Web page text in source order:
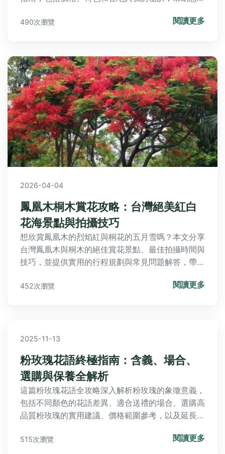
490次瀏覽 閱讀更多
2026-04-04
鳳凰木桐木賞花攻略：台灣絕美紅白
花海景點與拍攝技巧
想欣賞鳳凰木的烈焰紅與桐花的五月雪嗎？本文分享
台灣鳳凰木與桐木的絕佳賞花景點、最佳拍攝時間與
技巧，並提供實用的行程規劃與常見問題解答，帶你
452次瀏覽 閱讀更多
2025-11-13
粉玫瑰花語終極指南：含義、場合、
選購與保養全解析
這篇粉玫瑰花語全攻略深入解析粉玫瑰的象徵意義，
包括不同顏色的花語差異、適合送禮的場合、選購高
品質粉玫瑰的實用建議、價格範圍參考，以及延長花
決所有關於粉玫瑰的疑惑，無論是送禮表達愛意還是
515次瀏覽 閱讀更多